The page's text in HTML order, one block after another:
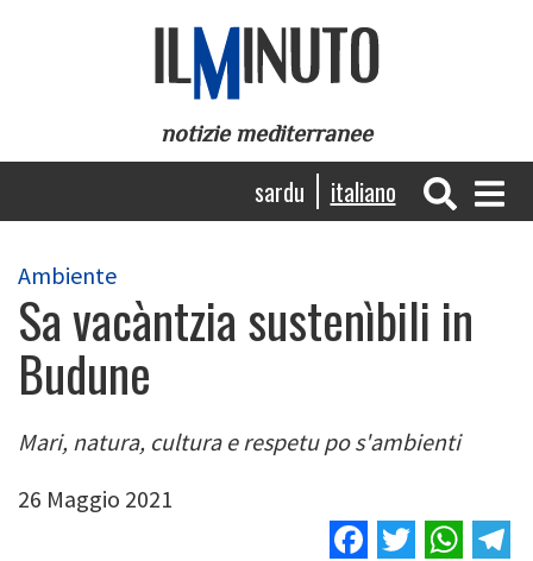
notizie mediterranee
Navigazione
principale
sardu italiano
Ambiente
Sa vacàntzia sustenìbili in
Budune
Mari, natura, cultura e respetu po s'ambienti
26 Maggio 2021
Facebook
Twitter